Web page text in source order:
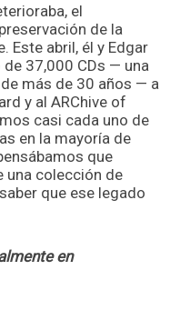
el
de la
Este abril, él y Edgar
37,000 CDs — una
más de 30 años — a
y al ARChive of
casi cada uno de
en la mayoría de
que
una colección de
que ese legado
en